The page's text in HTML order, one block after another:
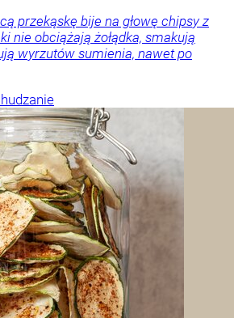
przekąskę bije na głowę chipsy z
nie obciążają żołądka, smakują
wyrzutów sumienia, nawet po